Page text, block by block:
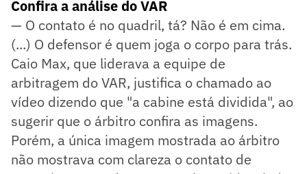
Confira a análise do VAR
— O contato é no quadril, tá? Não é em cima.
(...) O defensor é quem joga o corpo para trás.
Caio Max, que liderava a equipe de
arbitragem do VAR, justifica o chamado ao
vídeo dizendo que "a cabine está dividida", ao
sugerir que o árbitro confira as imagens.
Porém, a única imagem mostrada ao árbitro
não mostrava com clareza o contato de